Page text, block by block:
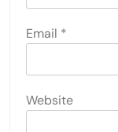
Email *
Website